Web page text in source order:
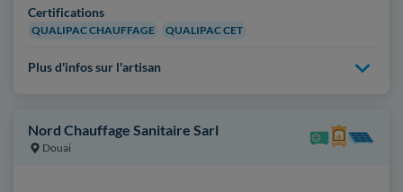
Certifications
QUALIPAC CHAUFFAGE QUALIPAC CET
Plus d'infos sur l'artisan
Nord Chauffage Sanitaire Sarl
Douai